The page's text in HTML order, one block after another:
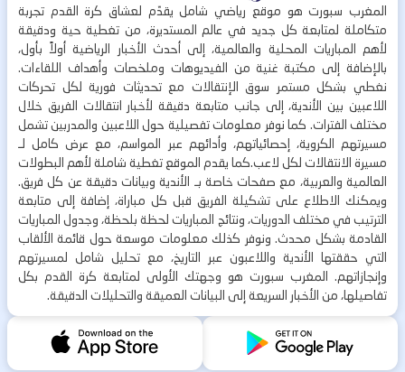
المغرب سبورت هو موقع رياضي شامل يقدّم لعشاق كرة القدم تجربة
متكاملة لمتابعة كل جديد في عالم المستديرة، من تغطية حية ودقيقة
لأهم المباريات المحلية والعالمية، إلى أحدث الأخبار الرياضية أولاً بأول،
بالإضافة إلى مكتبة غنية من الفيديوهات وملخصات وأهداف اللقاءات.
نغطي بشكل مستمر سوق الإنتقالات مع تحديثات فورية لكل تحركات
اللاعبين بين الأندية، إلى جانب متابعة دقيقة لأخبار انتقالات الفريق خلال
مختلف الفترات. كما نوفر معلومات تفصيلية حول اللاعبين والمدربين تشمل
مسيرتهم الكروية، إحصائياتهم، وأدائهم عبر المواسم، مع عرض كامل لـ
مسيرة الانتقالات لكل لاعب.كما يقدم الموقع تغطية شاملة لأهم البطولات
العالمية والعربية، مع صفحات خاصة بـ الأندية وبيانات دقيقة عن كل فريق.
ويمكنك الاطلاع على تشكيلة الفريق قبل كل مباراة، إضافة إلى متابعة
الترتيب في مختلف الدوريات، ونتائج المباريات لحظة بلحظة، وجدول المباريات
القادمة بشكل محدث. ونوفر كذلك معلومات موسعة حول قائمة الألقاب
التي حققتها الأندية واللاعبون عبر التاريخ، مع تحليل شامل لمسيرتهم
وإنجازاتهم. المغرب سبورت هو وجهتك الأولى لمتابعة كرة القدم بكل
تفاصيلها، من الأخبار السريعة إلى البيانات العميقة والتحليلات الدقيقة.